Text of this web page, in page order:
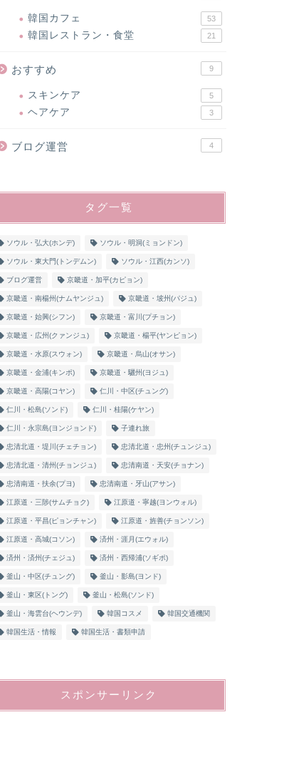
韓国カフェ 53
韓国レストラン・食堂 21
おすすめ 9
スキンケア 5
ヘアケア 3
ブログ運営 4
タグ一覧
ソウル・弘大(ホンデ) ソウル・明洞(ミョンドン)
ソウル・東大門(トンデムン) ソウル・江西(カンソ)
ブログ運営 京畿道・加平(カピョン)
京畿道・南楊州(ナムヤンジュ) 京畿道・坡州(パジュ)
京畿道・始興(シフン) 京畿道・富川(プチョン)
京畿道・広州(クァンジュ) 京畿道・楊平(ヤンピョン)
京畿道・水原(スウォン) 京畿道・烏山(オサン)
京畿道・金浦(キンポ) 京畿道・驪州(ヨジュ)
京畿道・高陽(コヤン) 仁川・中区(チュング)
仁川・松島(ソンド) 仁川・桂陽(ケヤン)
仁川・永宗島(ヨンジョンド) 子連れ旅
忠清北道・堤川(チェチョン) 忠清北道・忠州(チュンジュ)
忠清北道・清州(チョンジュ) 忠清南道・天安(チョナン)
忠清南道・扶余(プヨ) 忠清南道・牙山(アサン)
江原道・三陟(サムチョク) 江原道・寧越(ヨンウォル)
江原道・平昌(ピョンチャン) 江原道・旌善(チョンソン)
江原道・高城(コソン) 済州・涯月(エウォル)
済州・済州(チェジュ) 済州・西帰浦(ソギポ)
釜山・中区(チュング) 釜山・影島(ヨンド)
釜山・東区(トング) 釜山・松島(ソンド)
釜山・海雲台(ヘウンデ) 韓国コスメ 韓国交通機関
韓国生活・情報 韓国生活・書類申請
スポンサーリンク